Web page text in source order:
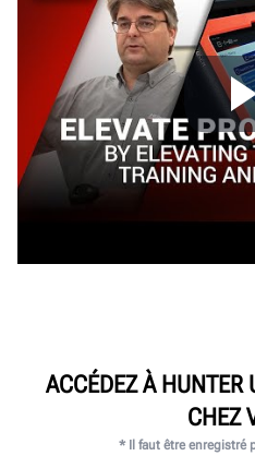
ACCÉDEZ À HUNTER
CHEZ
* Il faut être enregistré